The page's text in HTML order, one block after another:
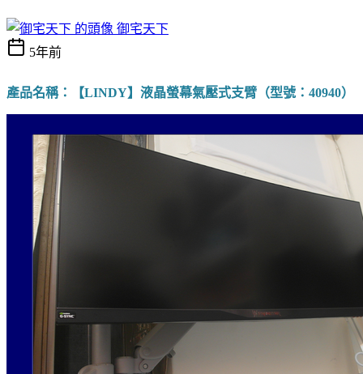
御宅天下
5年前
產品名稱：【LINDY】液晶螢幕氣壓式支臂（型號：40940）